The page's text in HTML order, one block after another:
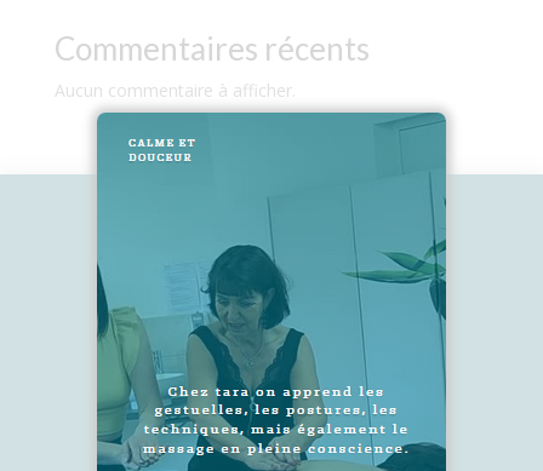
Commentaires récents
Aucun commentaire à afficher.